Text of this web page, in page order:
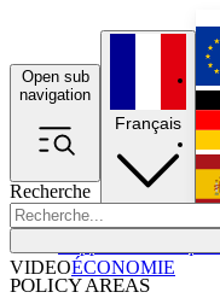
Open sub
navigation
Recherche
POLICY AREAS
Français
VIDEOÉCONOMIE